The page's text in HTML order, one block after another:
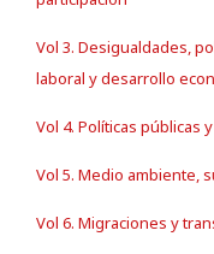
Vol 3. Desigualdades,
laboral y desarrollo
Vol 4. Políticas públicas
Vol 5. Medio ambiente,
Vol 6. Migraciones y